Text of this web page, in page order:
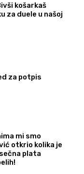
košarkaš
za duele u našoj
za potpis
mi smo
otkrio kolika je
plata